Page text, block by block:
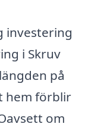
investering
i Skruv
på
hem förblir
om